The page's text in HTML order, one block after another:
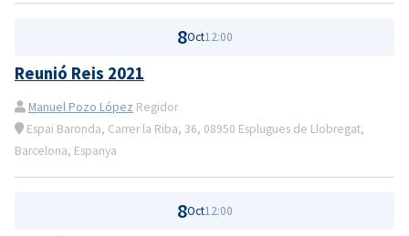
8Oct12:00
Reunió Reis 2021
Manuel Pozo López Regidor
Espai Baronda, Carrer la Riba, 36, 08950 Esplugues de Llobregat,
Barcelona, Espanya
8Oct12:00